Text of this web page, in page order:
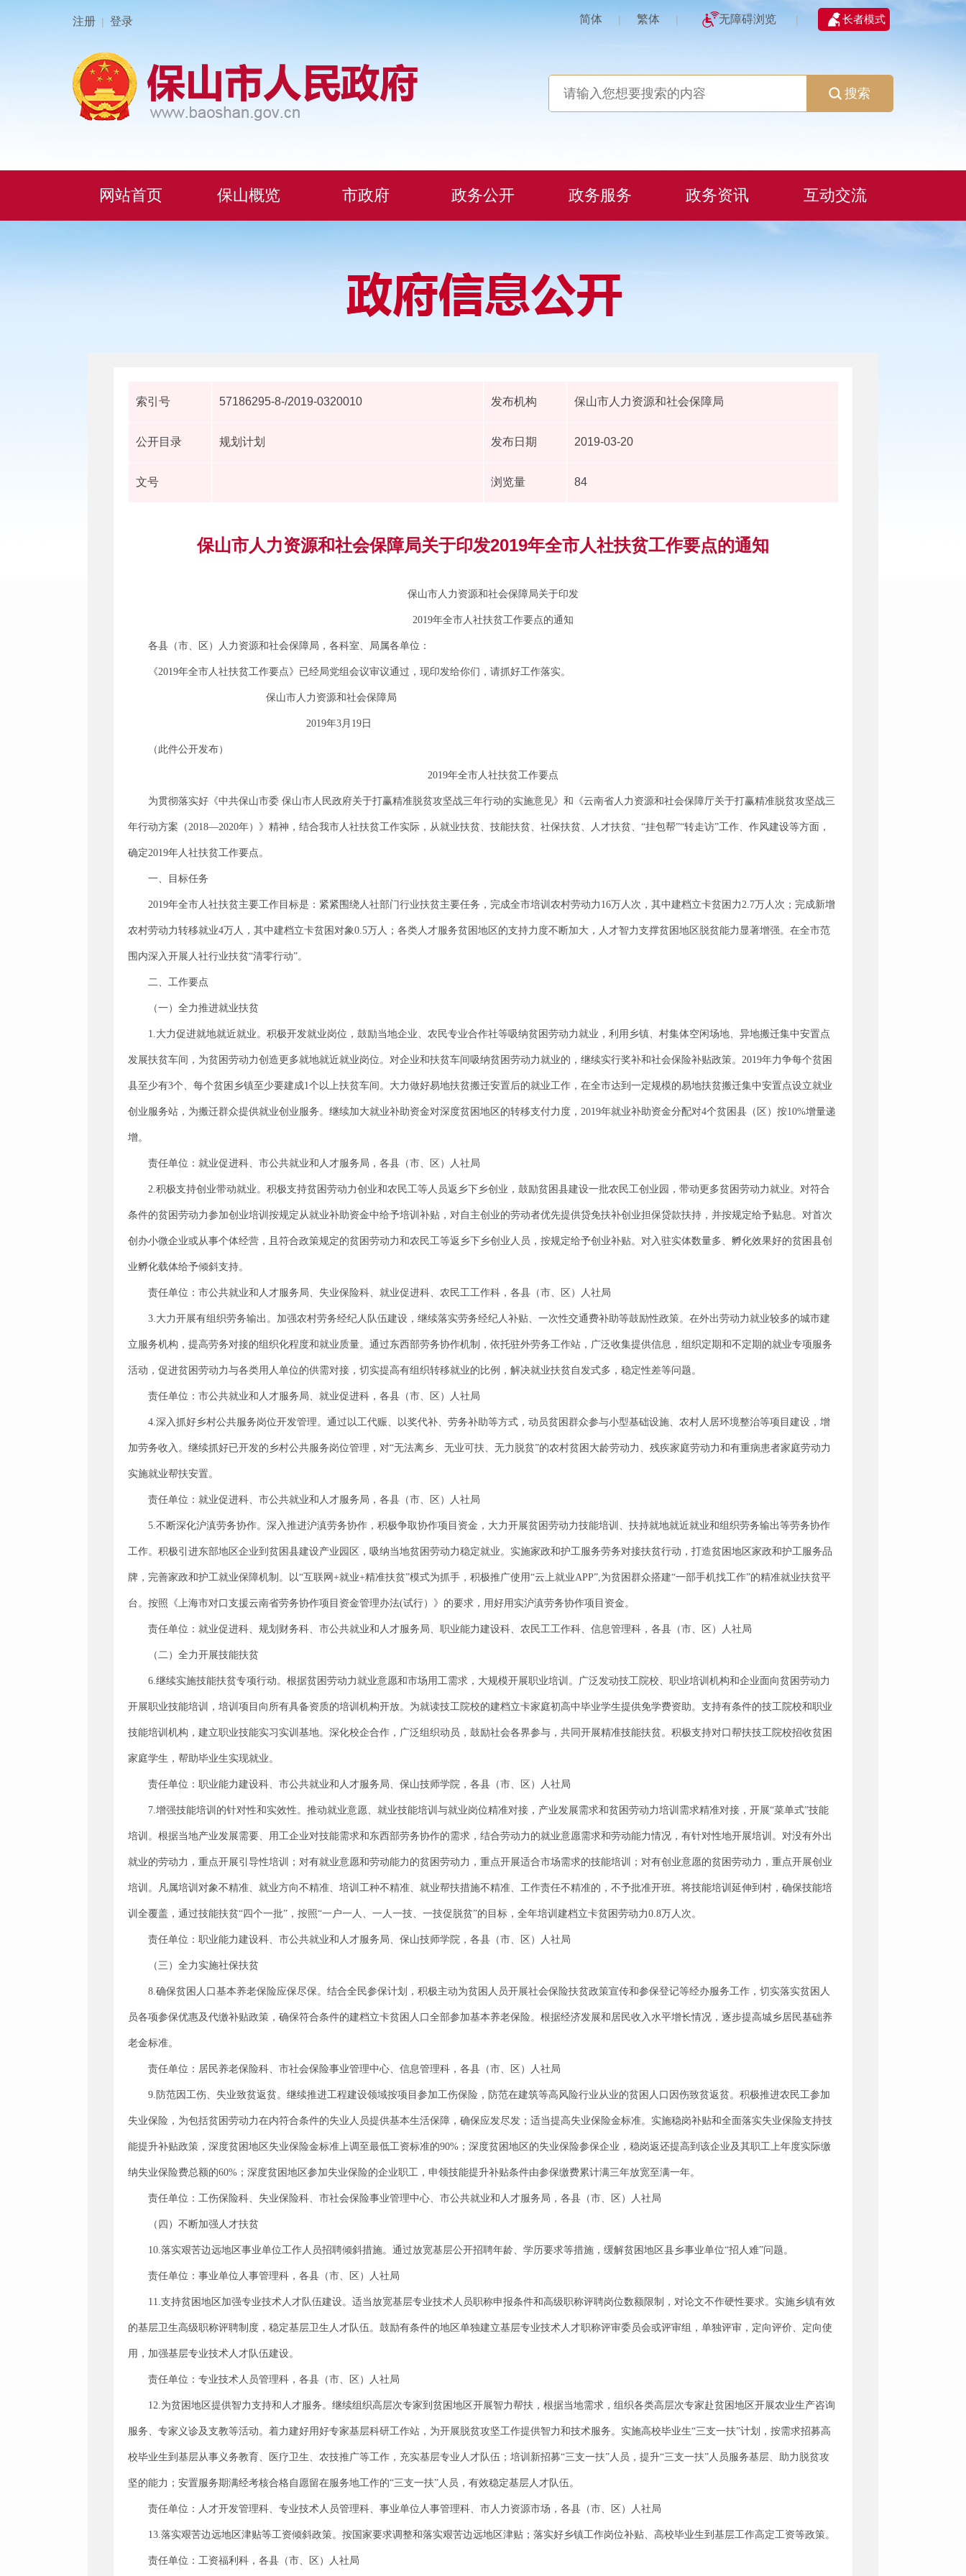
注册 | 登录 简体 | 繁体 | 无障碍浏览 | 长者模式
搜索
网站首页 保山概览 市政府 政务公开 政务服务 政务资讯 互动交流
索引号 57186295-8-/2019-0320010 发布机构 保山市人力资源和社会保障局
公开目录 规划计划 发布日期 2019-03-20
文号 浏览量 84
保山市人力资源和社会保障局关于印发2019年全市人社扶贫工作要点的通知
保山市人力资源和社会保障局关于印发
2019年全市人社扶贫工作要点的通知
各县（市、区）人力资源和社会保障局，各科室、局属各单位：
《2019年全市人社扶贫工作要点》已经局党组会议审议通过，现印发给你们，请抓好工作落实。
保山市人力资源和社会保障局
2019年3月19日
（此件公开发布）
2019年全市人社扶贫工作要点
为贯彻落实好《中共保山市委 保山市人民政府关于打赢精准脱贫攻坚战三年行动的实施意见》和《云南省人力资源和社会保障厅关于打赢精准脱贫攻坚战三
年行动方案（2018—2020年）》精神，结合我市人社扶贫工作实际，从就业扶贫、技能扶贫、社保扶贫、人才扶贫、“挂包帮”“转走访”工作、作风建设等方面，
确定2019年人社扶贫工作要点。
一、目标任务
2019年全市人社扶贫主要工作目标是：紧紧围绕人社部门行业扶贫主要任务，完成全市培训农村劳动力16万人次，其中建档立卡贫困力2.7万人次；完成新增
农村劳动力转移就业4万人，其中建档立卡贫困对象0.5万人；各类人才服务贫困地区的支持力度不断加大，人才智力支撑贫困地区脱贫能力显著增强。在全市范
围内深入开展人社行业扶贫“清零行动”。
二、工作要点
（一）全力推进就业扶贫
1.大力促进就地就近就业。积极开发就业岗位，鼓励当地企业、农民专业合作社等吸纳贫困劳动力就业，利用乡镇、村集体空闲场地、异地搬迁集中安置点
发展扶贫车间，为贫困劳动力创造更多就地就近就业岗位。对企业和扶贫车间吸纳贫困劳动力就业的，继续实行奖补和社会保险补贴政策。2019年力争每个贫困
县至少有3个、每个贫困乡镇至少要建成1个以上扶贫车间。大力做好易地扶贫搬迁安置后的就业工作，在全市达到一定规模的易地扶贫搬迁集中安置点设立就业
创业服务站，为搬迁群众提供就业创业服务。继续加大就业补助资金对深度贫困地区的转移支付力度，2019年就业补助资金分配对4个贫困县（区）按10%增量递
增。
责任单位：就业促进科、市公共就业和人才服务局，各县（市、区）人社局
2.积极支持创业带动就业。积极支持贫困劳动力创业和农民工等人员返乡下乡创业，鼓励贫困县建设一批农民工创业园，带动更多贫困劳动力就业。对符合
条件的贫困劳动力参加创业培训按规定从就业补助资金中给予培训补贴，对自主创业的劳动者优先提供贷免扶补创业担保贷款扶持，并按规定给予贴息。对首次
创办小微企业或从事个体经营，且符合政策规定的贫困劳动力和农民工等返乡下乡创业人员，按规定给予创业补贴。对入驻实体数量多、孵化效果好的贫困县创
业孵化载体给予倾斜支持。
责任单位：市公共就业和人才服务局、失业保险科、就业促进科、农民工工作科，各县（市、区）人社局
3.大力开展有组织劳务输出。加强农村劳务经纪人队伍建设，继续落实劳务经纪人补贴、一次性交通费补助等鼓励性政策。在外出劳动力就业较多的城市建
立服务机构，提高劳务对接的组织化程度和就业质量。通过东西部劳务协作机制，依托驻外劳务工作站，广泛收集提供信息，组织定期和不定期的就业专项服务
活动，促进贫困劳动力与各类用人单位的供需对接，切实提高有组织转移就业的比例，解决就业扶贫自发式多，稳定性差等问题。
责任单位：市公共就业和人才服务局、就业促进科，各县（市、区）人社局
4.深入抓好乡村公共服务岗位开发管理。通过以工代赈、以奖代补、劳务补助等方式，动员贫困群众参与小型基础设施、农村人居环境整治等项目建设，增
加劳务收入。继续抓好已开发的乡村公共服务岗位管理，对“无法离乡、无业可扶、无力脱贫”的农村贫困大龄劳动力、残疾家庭劳动力和有重病患者家庭劳动力
实施就业帮扶安置。
责任单位：就业促进科、市公共就业和人才服务局，各县（市、区）人社局
5.不断深化沪滇劳务协作。深入推进沪滇劳务协作，积极争取协作项目资金，大力开展贫困劳动力技能培训、扶持就地就近就业和组织劳务输出等劳务协作
工作。积极引进东部地区企业到贫困县建设产业园区，吸纳当地贫困劳动力稳定就业。实施家政和护工服务劳务对接扶贫行动，打造贫困地区家政和护工服务品
牌，完善家政和护工就业保障机制。以“互联网+就业+精准扶贫”模式为抓手，积极推广使用“云上就业APP”,为贫困群众搭建“一部手机找工作”的精准就业扶贫平
台。按照《上海市对口支援云南省劳务协作项目资金管理办法(试行）》的要求，用好用实沪滇劳务协作项目资金。
责任单位：就业促进科、规划财务科、市公共就业和人才服务局、职业能力建设科、农民工工作科、信息管理科，各县（市、区）人社局
（二）全力开展技能扶贫
6.继续实施技能扶贫专项行动。根据贫困劳动力就业意愿和市场用工需求，大规模开展职业培训。广泛发动技工院校、职业培训机构和企业面向贫困劳动力
开展职业技能培训，培训项目向所有具备资质的培训机构开放。为就读技工院校的建档立卡家庭初高中毕业学生提供免学费资助。支持有条件的技工院校和职业
技能培训机构，建立职业技能实习实训基地。深化校企合作，广泛组织动员，鼓励社会各界参与，共同开展精准技能扶贫。积极支持对口帮扶技工院校招收贫困
家庭学生，帮助毕业生实现就业。
责任单位：职业能力建设科、市公共就业和人才服务局、保山技师学院，各县（市、区）人社局
7.增强技能培训的针对性和实效性。推动就业意愿、就业技能培训与就业岗位精准对接，产业发展需求和贫困劳动力培训需求精准对接，开展“菜单式”技能
培训。根据当地产业发展需要、用工企业对技能需求和东西部劳务协作的需求，结合劳动力的就业意愿需求和劳动能力情况，有针对性地开展培训。对没有外出
就业的劳动力，重点开展引导性培训；对有就业意愿和劳动能力的贫困劳动力，重点开展适合市场需求的技能培训；对有创业意愿的贫困劳动力，重点开展创业
培训。凡属培训对象不精准、就业方向不精准、培训工种不精准、就业帮扶措施不精准、工作责任不精准的，不予批准开班。将技能培训延伸到村，确保技能培
训全覆盖，通过技能扶贫“四个一批”，按照“一户一人、一人一技、一技促脱贫”的目标，全年培训建档立卡贫困劳动力0.8万人次。
责任单位：职业能力建设科、市公共就业和人才服务局、保山技师学院，各县（市、区）人社局
（三）全力实施社保扶贫
8.确保贫困人口基本养老保险应保尽保。结合全民参保计划，积极主动为贫困人员开展社会保险扶贫政策宣传和参保登记等经办服务工作，切实落实贫困人
员各项参保优惠及代缴补贴政策，确保符合条件的建档立卡贫困人口全部参加基本养老保险。根据经济发展和居民收入水平增长情况，逐步提高城乡居民基础养
老金标准。
责任单位：居民养老保险科、市社会保险事业管理中心、信息管理科，各县（市、区）人社局
9.防范因工伤、失业致贫返贫。继续推进工程建设领域按项目参加工伤保险，防范在建筑等高风险行业从业的贫困人口因伤致贫返贫。积极推进农民工参加
失业保险，为包括贫困劳动力在内符合条件的失业人员提供基本生活保障，确保应发尽发；适当提高失业保险金标准。实施稳岗补贴和全面落实失业保险支持技
能提升补贴政策，深度贫困地区失业保险金标准上调至最低工资标准的90%；深度贫困地区的失业保险参保企业，稳岗返还提高到该企业及其职工上年度实际缴
纳失业保险费总额的60%；深度贫困地区参加失业保险的企业职工，申领技能提升补贴条件由参保缴费累计满三年放宽至满一年。
责任单位：工伤保险科、失业保险科、市社会保险事业管理中心、市公共就业和人才服务局，各县（市、区）人社局
（四）不断加强人才扶贫
10.落实艰苦边远地区事业单位工作人员招聘倾斜措施。通过放宽基层公开招聘年龄、学历要求等措施，缓解贫困地区县乡事业单位“招人难”问题。
责任单位：事业单位人事管理科，各县（市、区）人社局
11.支持贫困地区加强专业技术人才队伍建设。适当放宽基层专业技术人员职称申报条件和高级职称评聘岗位数额限制，对论文不作硬性要求。实施乡镇有效
的基层卫生高级职称评聘制度，稳定基层卫生人才队伍。鼓励有条件的地区单独建立基层专业技术人才职称评审委员会或评审组，单独评审，定向评价、定向使
用，加强基层专业技术人才队伍建设。
责任单位：专业技术人员管理科，各县（市、区）人社局
12.为贫困地区提供智力支持和人才服务。继续组织高层次专家到贫困地区开展智力帮扶，根据当地需求，组织各类高层次专家赴贫困地区开展农业生产咨询
服务、专家义诊及支教等活动。着力建好用好专家基层科研工作站，为开展脱贫攻坚工作提供智力和技术服务。实施高校毕业生“三支一扶”计划，按需求招募高
校毕业生到基层从事义务教育、医疗卫生、农技推广等工作，充实基层专业人才队伍；培训新招募“三支一扶”人员，提升“三支一扶”人员服务基层、助力脱贫攻
坚的能力；安置服务期满经考核合格自愿留在服务地工作的“三支一扶”人员，有效稳定基层人才队伍。
责任单位：人才开发管理科、专业技术人员管理科、事业单位人事管理科、市人力资源市场，各县（市、区）人社局
13.落实艰苦边远地区津贴等工资倾斜政策。按国家要求调整和落实艰苦边远地区津贴；落实好乡镇工作岗位补贴、高校毕业生到基层工作高定工资等政策。
责任单位：工资福利科，各县（市、区）人社局